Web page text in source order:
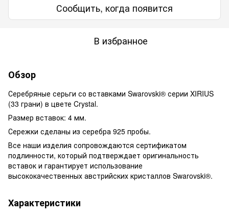
Сообщить, когда появится
В избранное
Обзор
Серебряные серьги со вставками Swarovski® серии XIRIUS
(33 грани) в цвете Crystal.
Размер вставок: 4 мм.
Сережки сделаны из серебра 925 пробы.
Все наши изделия сопровождаются сертификатом
подлинности, который подтверждает оригинальность
вставок и гарантирует использование
высококачественных австрийских кристаллов Swarovski®.
Характеристики